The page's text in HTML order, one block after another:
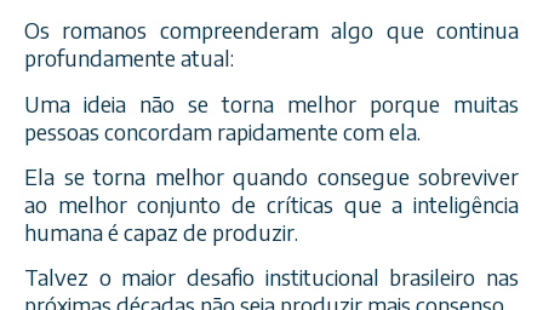
Os romanos compreenderam algo que continua
profundamente atual:
Uma ideia não se torna melhor porque muitas
pessoas concordam rapidamente com ela.
Ela se torna melhor quando consegue sobreviver
ao melhor conjunto de críticas que a inteligência
humana é capaz de produzir.
Talvez o maior desafio institucional brasileiro nas